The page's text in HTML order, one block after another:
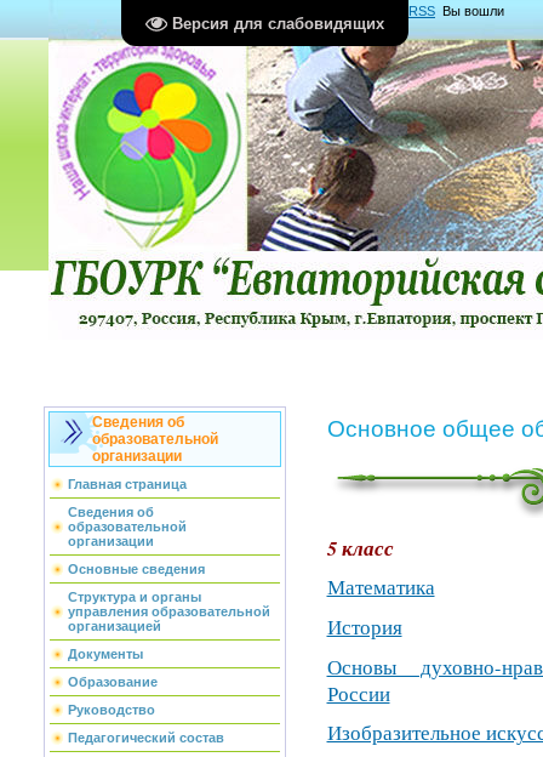
Версия для слабовидящих
RSS Вы вошли
какГость Группа "Гости"
Сведения об
образовательной
организации
Главная страница
Сведения об
образовательной
организации
Основные сведения
Структура и органы
управления образовательной
организацией
Документы
Образование
Руководство
Педагогический состав
Основное общее
5 класс
Математика
История
Основы духовно-
России
Изобразительное